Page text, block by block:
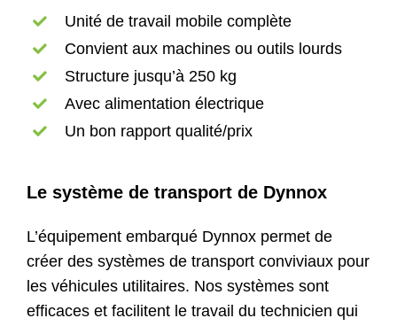
Unité de travail mobile complète
Convient aux machines ou outils lourds
Structure jusqu’à 250 kg
Avec alimentation électrique
Un bon rapport qualité/prix
Le système de transport de Dynnox
L’équipement embarqué Dynnox permet de
créer des systèmes de transport conviviaux pour
les véhicules utilitaires. Nos systèmes sont
efficaces et facilitent le travail du technicien qui